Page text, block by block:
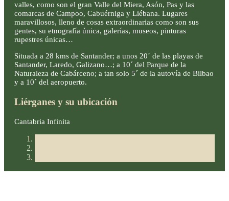
valles, como son el gran Valle del Miera, Asón, Pas y las
comarcas de Campoo, Cabuérniga y Liébana. Lugares
maravillosos, lleno de cosas extraordinarias como son sus
gentes, su etnografía única, galerías, museos, pinturas
rupestres únicas…
Situada a 28 kms de Santander; a unos 20´ de las playas de
Santander, Laredo, Galizano…; a 10´ del Parque de la
Naturaleza de Cabárceno; a tan solo 5´ de la autovía de Bilbao
y a 10´ del aeropuerto.
Liérganes y su ubicación
Cantabria Infinita